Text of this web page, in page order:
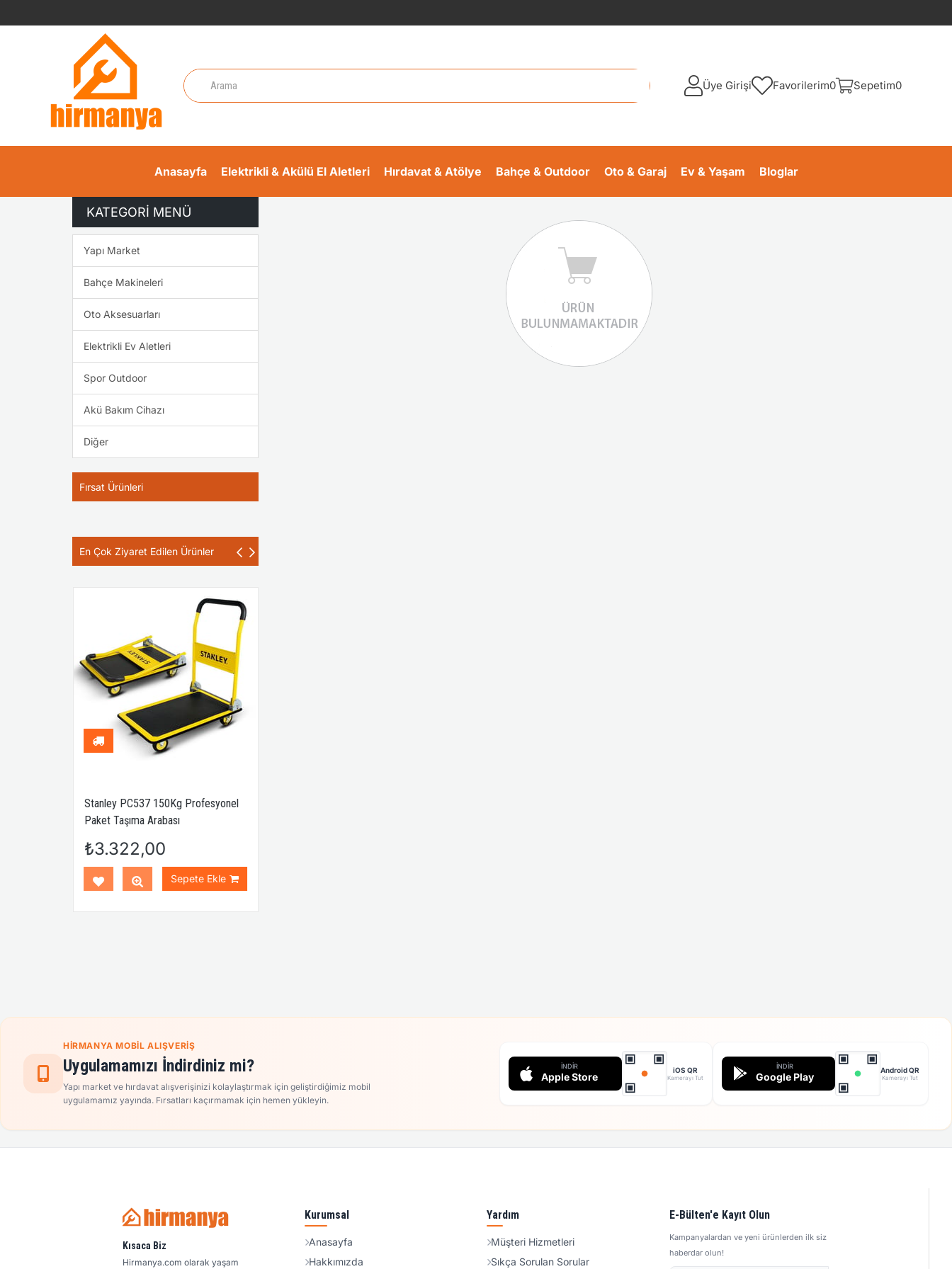
Üye Girişi Favorilerim0 Sepetim0
Anasayfa Elektrikli & Akülü El Aletleri Hırdavat & Atölye Bahçe & Outdoor Oto & Garaj Ev & Yaşam Bloglar
KATEGORI MENÜ
Yapı Market
Bahçe Makineleri
Oto Aksesuarları
Elektrikli Ev Aletleri
Spor Outdoor
Akü Bakım Cihazı
Diğer
Fırsat Ürünleri
En Çok Ziyaret Edilen Ürünler
Stanley PC537 150Kg Profesyonel
Paket Taşıma Arabası
₺3.322,00
Sepete Ekle
WORKPRO WP241045 1000Gr
HIRMANYA MOBIL ALIŞVERIŞ
Uygulamamızı İndirdiniz mi?
Yapı market ve hırdavat alışverişinizi kolaylaştırmak için geliştirdiğimiz mobil
uygulamamız yayında. Fırsatları kaçırmamak için hemen yükleyin.
İNDIR
Apple Store
iOS QR
Kamerayı Tut
İNDIR
Google Play
Android QR
Kamerayı Tut
Kısaca Biz
Hirmanya.com olarak yaşam
Kurumsal
Anasayfa
Hakkımızda
Yardım
Müşteri Hizmetleri
Sıkça Sorulan Sorular
E-Bülten'e Kayıt Olun
Kampanyalardan ve yeni ürünlerden ilk siz
haberdar olun!